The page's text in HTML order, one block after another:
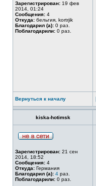
Зарегистрирован: 19 фев
2014, 01:24
Сообщения: 4
Откуда: бельгия, kortrjik
Благодарил (а): 0 раз.
Поблагодарили: 0 раз.
Вернуться к началу
kiska-hotimsk
Зарегистрирован: 21 сен
2014, 18:52
Сообщения: 4
Откуда: Германия
Благодарил (а): 4 раз.
Поблагодарили: 0 раз.